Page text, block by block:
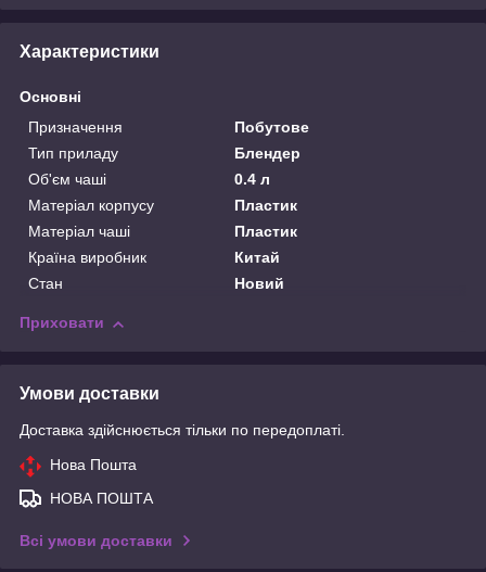
Характеристики
Основні
Призначення
Побутове
Тип приладу
Блендер
Об'єм чаші
0.4 л
Матеріал корпусу
Пластик
Матеріал чаші
Пластик
Країна виробник
Китай
Стан
Новий
Приховати
Умови доставки
Доставка здійснюється тільки по передоплаті.
Нова Пошта
НОВА ПОШТА
Всі умови доставки